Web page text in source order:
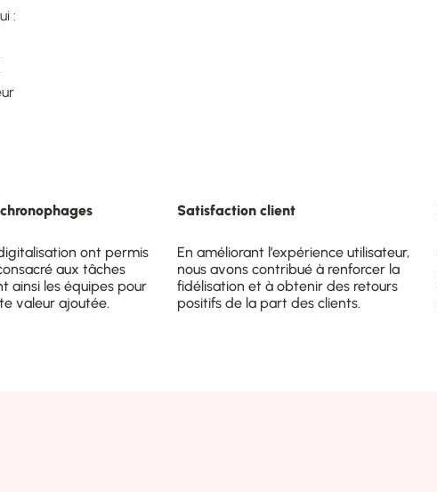
:
ont permis
aux tâches
ainsi les équipes pour
valeur ajoutée.
Satisfaction client
En améliorant l’expérience utilisateur,
nous avons contribué à renforcer la
fidélisation et à obtenir des retours
positifs de la part des clients.